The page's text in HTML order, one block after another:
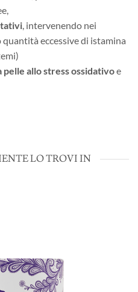
, intervenendo nei
eccessive di istamina
allo stress ossidativoe
LO TROVI IN